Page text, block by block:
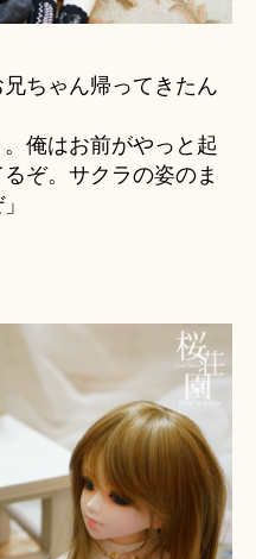
ちゃん帰ってきたん
俺はお前がやっと起
ぞ。サクラの姿のま